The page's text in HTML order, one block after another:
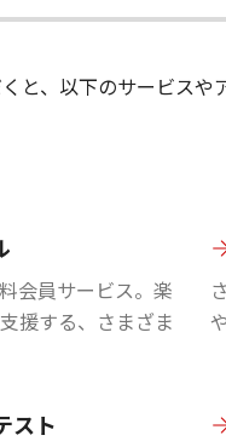
と、以下のサービスや
会員サービス。楽
援する、さまざま
スト